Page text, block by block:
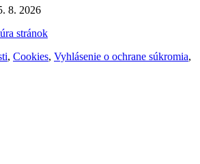
8. 2026
stránok
, Cookies, Vyhlásenie o ochrane súkromia,